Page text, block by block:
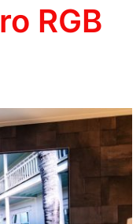
RGB